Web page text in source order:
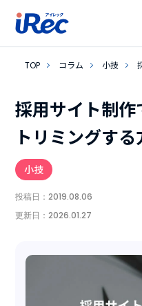
TOP コラム 小技
採用サイト制
トリミングする
小技
投稿日：2019.08.06
更新日：2026.01.27